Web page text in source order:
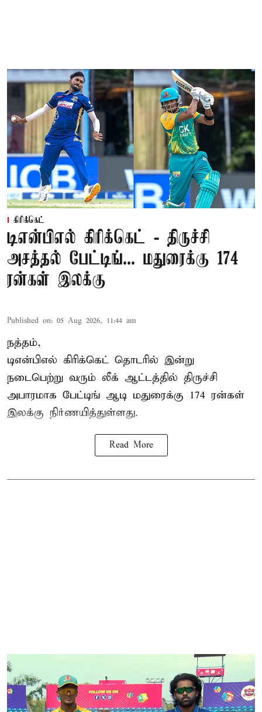
கிரிக்கெட்
டிஎன்பிஎல் கிரிக்கெட் - திருச்சி
அசத்தல் பேட்டிங்... மதுரைக்கு 174
ரன்கள் இலக்கு
Published on: 05 Aug 2026, 11:44 am
நத்தம்,
டிஎன்பிஎல் கிரிக்கெட் தொடரில் இன்று
நடைபெற்று வரும் லீக் ஆட்டத்தில் திருச்சி
அபாரமாக பேட்டிங் ஆடி மதுரைக்கு 174 ரன்கள்
இலக்கு நிர்ணயித்துள்ளது.
Read More